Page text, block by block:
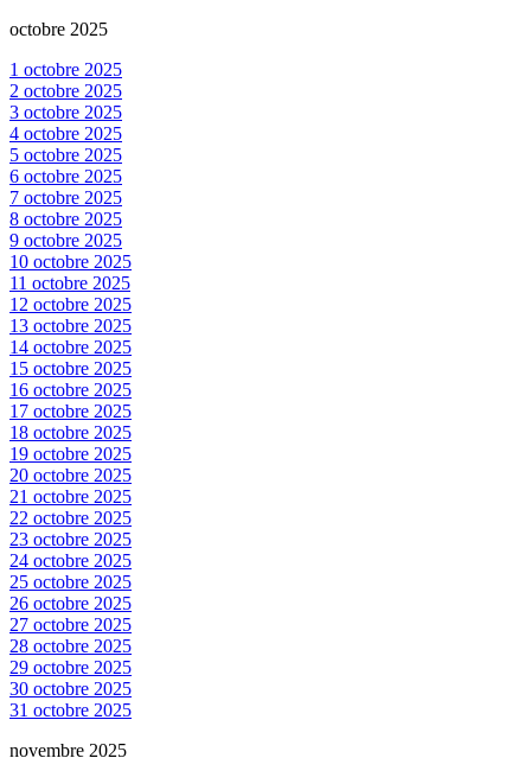
octobre 2025
1 octobre 2025
2 octobre 2025
3 octobre 2025
4 octobre 2025
5 octobre 2025
6 octobre 2025
7 octobre 2025
8 octobre 2025
9 octobre 2025
10 octobre 2025
11 octobre 2025
12 octobre 2025
13 octobre 2025
14 octobre 2025
15 octobre 2025
16 octobre 2025
17 octobre 2025
18 octobre 2025
19 octobre 2025
20 octobre 2025
21 octobre 2025
22 octobre 2025
23 octobre 2025
24 octobre 2025
25 octobre 2025
26 octobre 2025
27 octobre 2025
28 octobre 2025
29 octobre 2025
30 octobre 2025
31 octobre 2025
novembre 2025